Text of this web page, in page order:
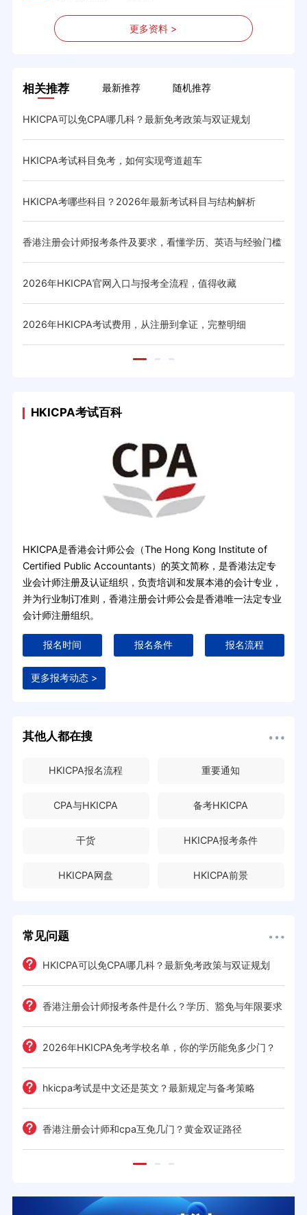
更多资料 >
相关推荐 最新推荐 随机推荐
HKICPA可以免CPA哪几科？最新免考政策与双证规划
HKICPA考试科目免考，如何实现弯道超车
HKICPA考哪些科目？2026年最新考试科目与结构解析
香港注册会计师报考条件及要求，看懂学历、英语与经验门槛
2026年HKICPA官网入口与报考全流程，值得收藏
2026年HKICPA考试费用，从注册到拿证，完整明细
HKICPA考试百科
HKICPA是香港会计师公会（The Hong Kong Institute of
Certified Public Accountants）的英文简称，是香港法定专
业会计师注册及认证组织，负责培训和发展本港的会计专业，
并为行业制订准则，香港注册会计师公会是香港唯一法定专业
会计师注册组织。
报名时间 报名条件 报名流程
更多报考动态 >
其他人都在搜
HKICPA报名流程 重要通知
CPA与HKICPA 备考HKICPA
干货 HKICPA报考条件
HKICPA网盘 HKICPA前景
常见问题
HKICPA可以免CPA哪几科？最新免考政策与双证规划
香港注册会计师报考条件是什么？学历、豁免与年限要求
2026年HKICPA免考学校名单，你的学历能免多少门？
hkicpa考试是中文还是英文？最新规定与备考策略
香港注册会计师和cpa互免几门？黄金双证路径